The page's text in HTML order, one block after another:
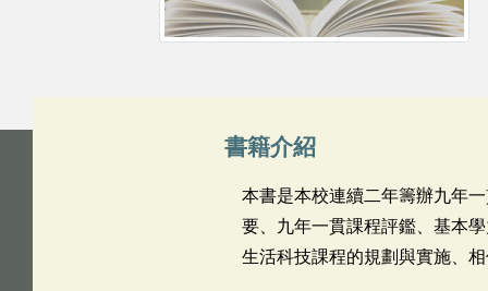
書籍介紹
本書是本校連續二年籌辦九年
要、九年一貫課程評鑑、基本
生活科技課程的規劃與實施、